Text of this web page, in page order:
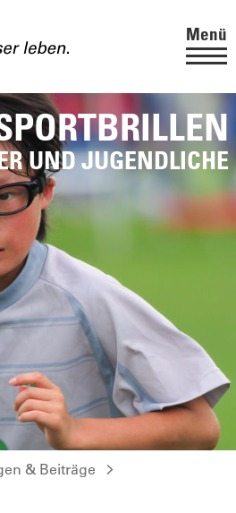
Menü
UND JUGENDLICHE
& Beiträge